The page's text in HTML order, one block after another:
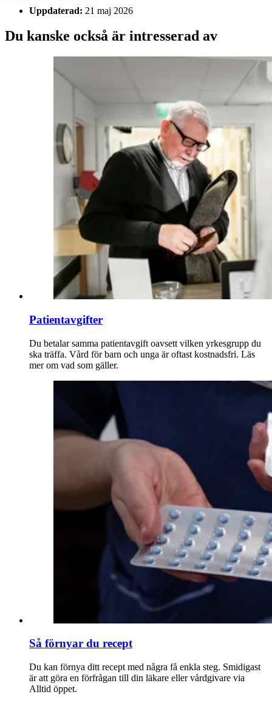
Uppdaterad: 21 maj 2026
Du kanske också är intresserad av
Patientavgifter
Du betalar samma patientavgift oavsett vilken yrkesgrupp du
ska träffa. Vård för barn och unga är oftast kostnadsfri. Läs
mer om vad som gäller.
Så förnyar du recept
Du kan förnya ditt recept med några få enkla steg. Smidigast
är att göra en förfrågan till din läkare eller vårdgivare via
Alltid öppet.